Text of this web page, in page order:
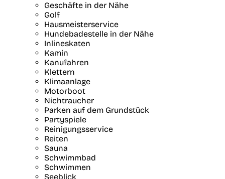
Geschäfte in der Nähe
Golf
Hausmeisterservice
Hundebadestelle in der Nähe
Inlineskaten
Kamin
Kanufahren
Klettern
Klimaanlage
Motorboot
Nichtraucher
Parken auf dem Grundstück
Partyspiele
Reinigungsservice
Reiten
Sauna
Schwimmbad
Schwimmen
Seeblick